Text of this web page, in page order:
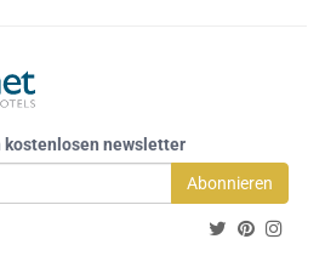
kostenlosen newsletter
Abonnieren